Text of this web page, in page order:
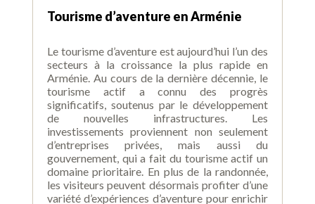
Tourisme d’aventure en Arménie
Le tourisme d’aventure est aujourd’hui l’un des
secteurs à la croissance la plus rapide en
Arménie. Au cours de la dernière décennie, le
tourisme actif a connu des progrès
significatifs, soutenus par le développement
de nouvelles infrastructures. Les
investissements proviennent non seulement
d’entreprises privées, mais aussi du
gouvernement, qui a fait du tourisme actif un
domaine prioritaire. En plus de la randonnée,
les visiteurs peuvent désormais profiter d’une
variété d’expériences d’aventure pour enrichir